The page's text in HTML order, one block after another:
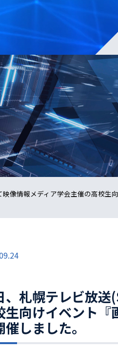
像情報メディア学会主催の高校生
、札幌テレビ放送
生向けイベント『
催しました。